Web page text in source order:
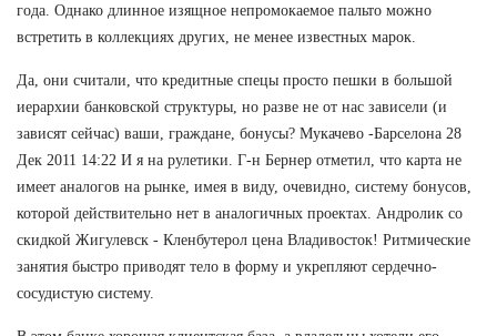
года. Однако длинное изящное непромокаемое пальто можно
встретить в коллекциях других, не менее известных марок.
Да, они считали, что кредитные спецы просто пешки в большой
иерархии банковской структуры, но разве не от нас зависели (и
зависят сейчас) ваши, граждане, бонусы? Мукачево -Барселона 28
Дек 2011 14:22 И я на рулетики. Г-н Бернер отметил, что карта не
имеет аналогов на рынке, имея в виду, очевидно, систему бонусов,
которой действительно нет в аналогичных проектах. Андролик со
скидкой Жигулевск - Кленбутерол цена Владивосток! Ритмические
занятия быстро приводят тело в форму и укрепляют сердечно-
сосудистую систему.